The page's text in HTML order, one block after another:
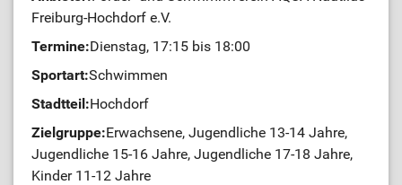
Freiburg-Hochdorf e.V.
Termine:Dienstag, 17:15 bis 18:00
Sportart:Schwimmen
Stadtteil:Hochdorf
Zielgruppe:Erwachsene, Jugendliche 13-14 Jahre,
Jugendliche 15-16 Jahre, Jugendliche 17-18 Jahre,
Kinder 11-12 Jahre